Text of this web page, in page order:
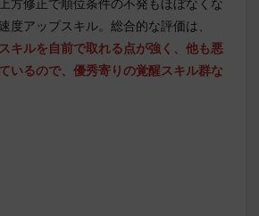
度アップスキル。総合的な評価は、
キルを自前で取れる点が強く、他も悪
いるので、優秀寄りの覚醒スキル群な